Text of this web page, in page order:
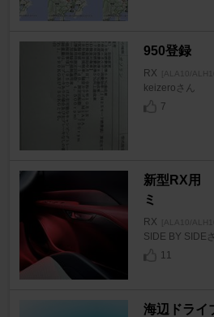
950登録
RX [ALA10/
keizeroさん
7
新型RX用
ミ
RX [ALA10/
SIDE BY SIDE
11
海辺ドラ